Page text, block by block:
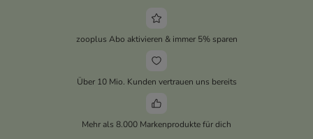
zooplus Abo aktivieren & immer 5% sparen
Über 10 Mio. Kunden vertrauen uns bereits
Mehr als 8.000 Markenprodukte für dich